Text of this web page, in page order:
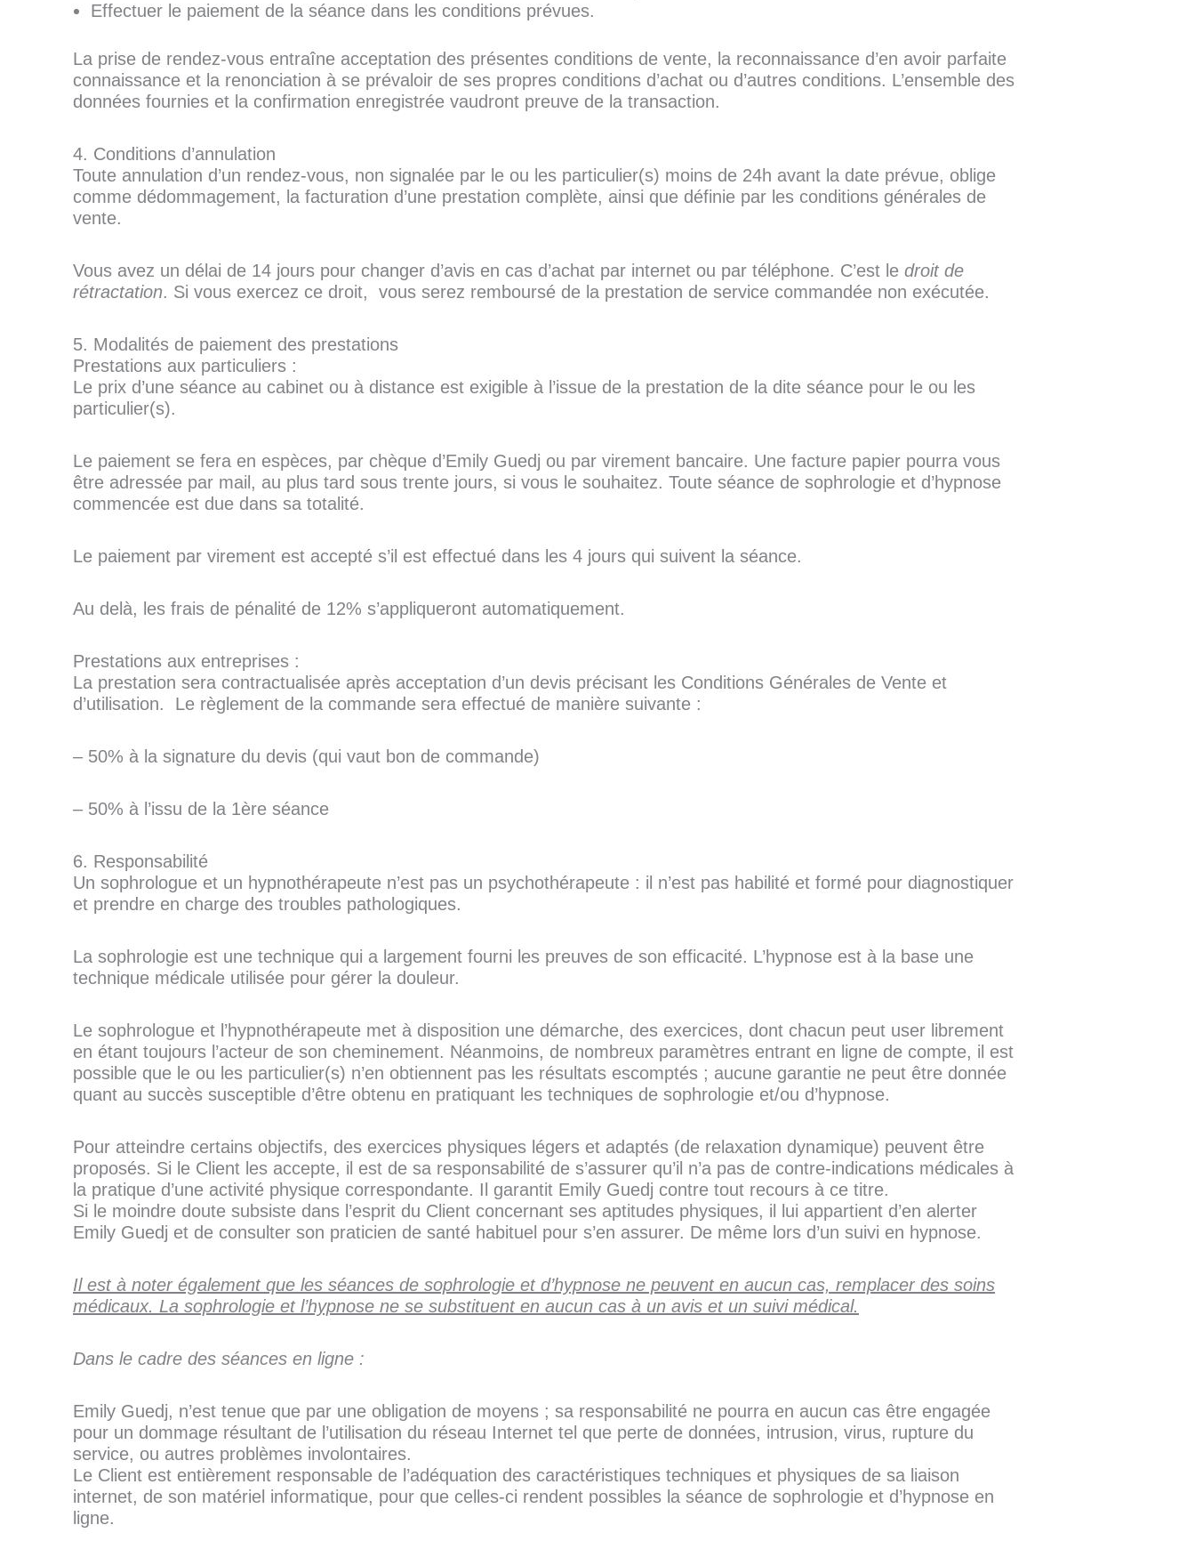
Effectuer le paiement de la séance dans les conditions prévues.
La prise de rendez-vous entraîne acceptation des présentes conditions de vente, la reconnaissance d’en avoir parfaite
connaissance et la renonciation à se prévaloir de ses propres conditions d’achat ou d’autres conditions. L’ensemble des
données fournies et la confirmation enregistrée vaudront preuve de la transaction.
4. Conditions d’annulation
Toute annulation d’un rendez-vous, non signalée par le ou les particulier(s) moins de 24h avant la date prévue, oblige
comme dédommagement, la facturation d’une prestation complète, ainsi que définie par les conditions générales de
vente.
Vous avez un délai de 14 jours pour changer d’avis en cas d’achat par internet ou par téléphone. C’est le droit de
rétractation. Si vous exercez ce droit, vous serez remboursé de la prestation de service commandée non exécutée.
5. Modalités de paiement des prestations
Prestations aux particuliers :
Le prix d’une séance au cabinet ou à distance est exigible à l’issue de la prestation de la dite séance pour le ou les
particulier(s).
Le paiement se fera en espèces, par chèque d’Emily Guedj ou par virement bancaire. Une facture papier pourra vous
être adressée par mail, au plus tard sous trente jours, si vous le souhaitez. Toute séance de sophrologie et d’hypnose
commencée est due dans sa totalité.
Le paiement par virement est accepté s’il est effectué dans les 4 jours qui suivent la séance.
Au delà, les frais de pénalité de 12% s’appliqueront automatiquement.
Prestations aux entreprises :
La prestation sera contractualisée après acceptation d’un devis précisant les Conditions Générales de Vente et
d’utilisation. Le règlement de la commande sera effectué de manière suivante :
– 50% à la signature du devis (qui vaut bon de commande)
– 50% à l’issu de la 1ère séance
6. Responsabilité
Un sophrologue et un hypnothérapeute n’est pas un psychothérapeute : il n’est pas habilité et formé pour diagnostiquer
et prendre en charge des troubles pathologiques.
La sophrologie est une technique qui a largement fourni les preuves de son efficacité. L’hypnose est à la base une
technique médicale utilisée pour gérer la douleur.
Le sophrologue et l’hypnothérapeute met à disposition une démarche, des exercices, dont chacun peut user librement
en étant toujours l’acteur de son cheminement. Néanmoins, de nombreux paramètres entrant en ligne de compte, il est
possible que le ou les particulier(s) n’en obtiennent pas les résultats escomptés ; aucune garantie ne peut être donnée
quant au succès susceptible d’être obtenu en pratiquant les techniques de sophrologie et/ou d’hypnose.
Pour atteindre certains objectifs, des exercices physiques légers et adaptés (de relaxation dynamique) peuvent être
proposés. Si le Client les accepte, il est de sa responsabilité de s’assurer qu’il n’a pas de contre-indications médicales à
la pratique d’une activité physique correspondante. Il garantit Emily Guedj contre tout recours à ce titre.
Si le moindre doute subsiste dans l’esprit du Client concernant ses aptitudes physiques, il lui appartient d’en alerter
Emily Guedj et de consulter son praticien de santé habituel pour s’en assurer. De même lors d’un suivi en hypnose.
Il est à noter également que les séances de sophrologie et d’hypnose ne peuvent en aucun cas, remplacer des soins
médicaux. La sophrologie et l’hypnose ne se substituent en aucun cas à un avis et un suivi médical.
Dans le cadre des séances en ligne :
Emily Guedj, n’est tenue que par une obligation de moyens ; sa responsabilité ne pourra en aucun cas être engagée
pour un dommage résultant de l’utilisation du réseau Internet tel que perte de données, intrusion, virus, rupture du
service, ou autres problèmes involontaires.
Le Client est entièrement responsable de l’adéquation des caractéristiques techniques et physiques de sa liaison
internet, de son matériel informatique, pour que celles-ci rendent possibles la séance de sophrologie et d’hypnose en
ligne.